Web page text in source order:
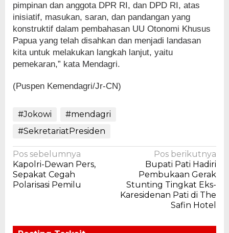
pimpinan dan anggota DPR RI, dan DPD RI, atas
inisiatif, masukan, saran, dan pandangan yang
konstruktif dalam pembahasan UU Otonomi Khusus
Papua yang telah disahkan dan menjadi landasan
kita untuk melakukan langkah lanjut, yaitu
pemekaran,” kata Mendagri.
(Puspen Kemendagri/Jr-CN)
#Jokowi
#mendagri
#SekretariatPresiden
Navigasi
pos
Pos sebelumnya
Kapolri-Dewan Pers,
Sepakat Cegah
Polarisasi Pemilu
Pos berikutnya
Bupati Pati Hadiri
Pembukaan Gerak
Stunting Tingkat Eks-
Karesidenan Pati di The
Safin Hotel